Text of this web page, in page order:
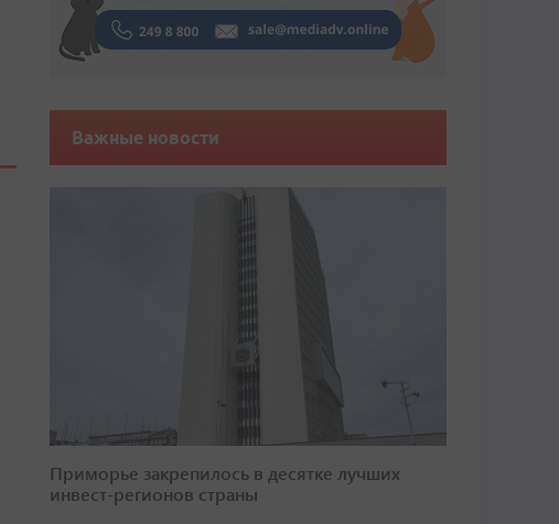
Важные новости
Приморье закрепилось в десятке лучших
инвест-регионов страны